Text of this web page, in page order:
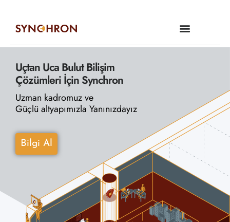
Uçtan Uca Bulut Bilişim
Çözümleri İçin Synchron
Uzman kadromuz ve
Güçlü altyapımızla Yanınızdayız
Bilgi Al